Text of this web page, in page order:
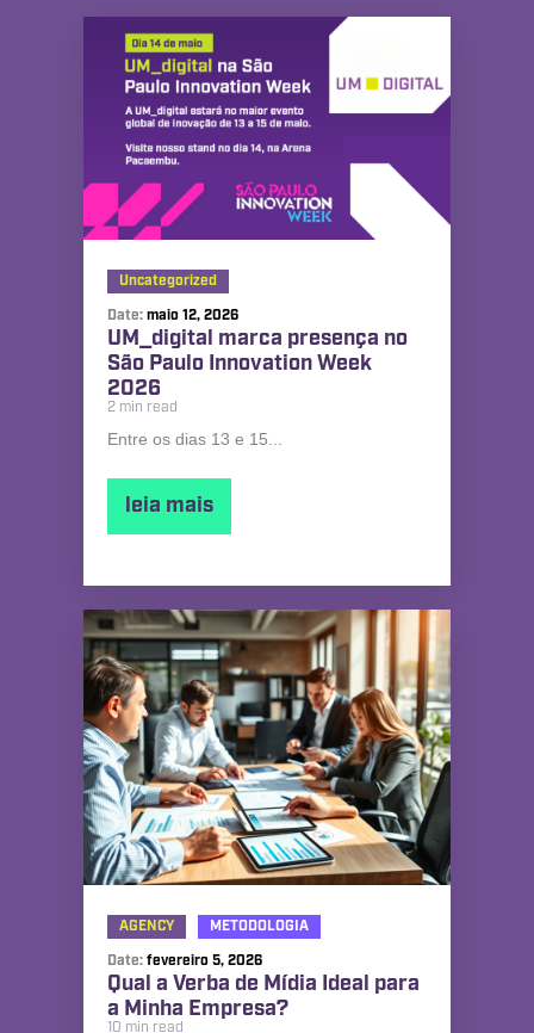
Uncategorized
Date: maio 12, 2026
UM_digital marca presença no
São Paulo Innovation Week
2026
2 min read
Entre os dias 13 e 15...
leia mais
AGENCY
METODOLOGIA
Date: fevereiro 5, 2026
Qual a Verba de Mídia Ideal para
a Minha Empresa?
10 min read